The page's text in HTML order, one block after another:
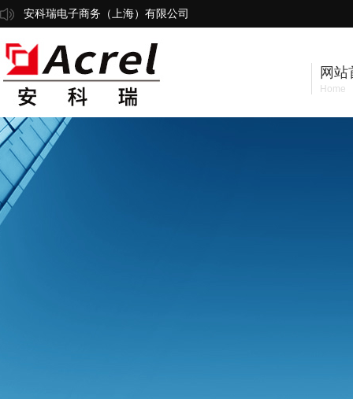
安科瑞电子商务（上海）有限公司
网站
Home